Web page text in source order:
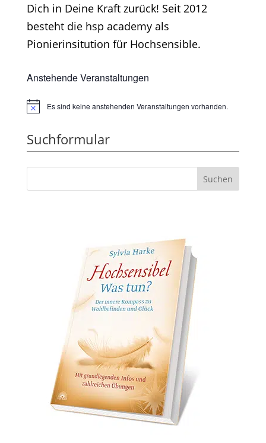
Dich in Deine Kraft zurück! Seit 2012
besteht die hsp academy als
Pionierinsitution für Hochsensible.
Anstehende Veranstaltungen
HinweisEs sind keine anstehenden Veranstaltungen vorhanden.
Suchformular